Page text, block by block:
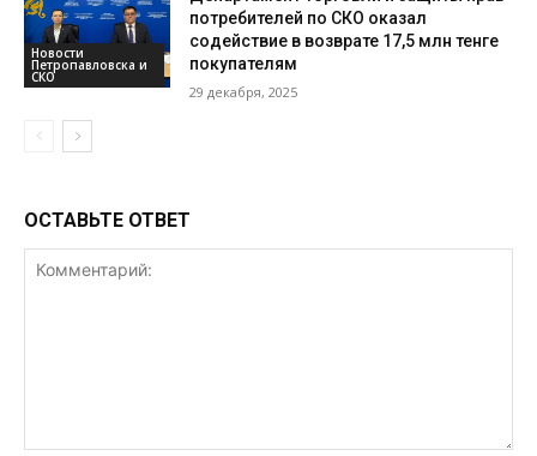
Новости
Петропавловска и
СКО
потребителей по СКО оказал
содействие в возврате 17,5 млн тенге
покупателям
29 декабря, 2025
ОСТАВЬТЕ ОТВЕТ